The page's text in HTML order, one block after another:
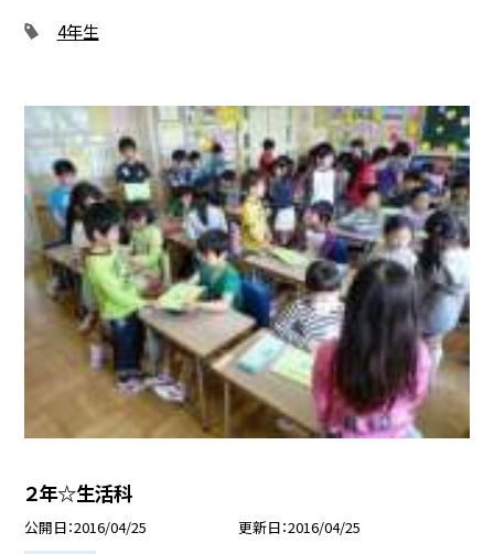
4年生
２年☆生活科
公開日 2016/04/25 更新日 2016/04/25